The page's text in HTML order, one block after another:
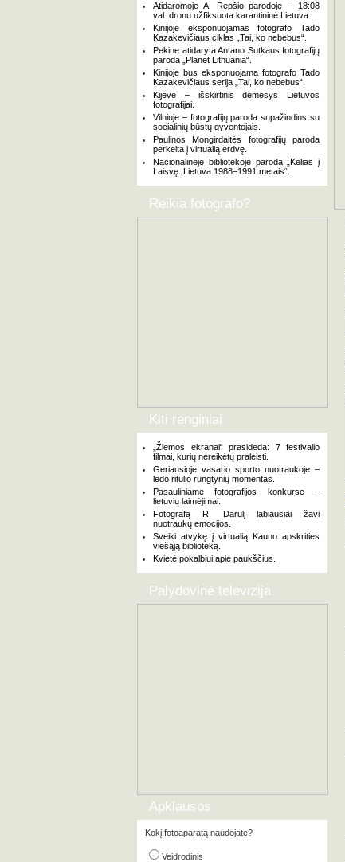
Atidaromoje A. Repšio parodoje – 18:08
val. dronu užfiksuota karantininė Lietuva.
Kinijoje eksponuojamas fotografo Tado
Kazakevičiaus ciklas „Tai, ko nebebus“.
Pekine atidaryta Antano Sutkaus fotografijų
paroda „Planet Lithuania“.
Kinijoje bus eksponuojama fotografo Tado
Kazakevičiaus serija „Tai, ko nebebus“.
Kijeve – išskirtinis dėmesys Lietuvos
fotografijai.
Vilniuje – fotografijų paroda supažindins su
socialinių būstų gyventojais.
Paulinos Mongirdaitės fotografijų paroda
perkelta į virtualią erdvę.
Nacionalinėje bibliotekoje paroda „Kelias į
Laisvę. Lietuva 1988–1991 metais“.
Reikia fotografo?
Kiti renginiai
„Žiemos ekranai“ prasideda: 7 festivalio
filmai, kurių nereikėtų praleisti.
Geriausioje vasario sporto nuotraukoje –
ledo ritulio rungtynių momentas.
Pasauliniame fotografijos konkurse –
lietuvių laimėjimai.
Fotografą R. Darulį labiausiai žavi
nuotraukų emocijos.
Sveiki atvykę į virtualią Kauno apskrities
viešąją biblioteką.
Kvietė pokalbiui apie paukščius.
Palydovinė televizija
Apklausos
Kokį fotoaparatą naudojate?
Veidrodinis